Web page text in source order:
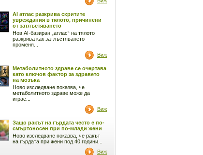
AI атлас разкрива скритите
увреждания в тялото, причинени
от затлъстяването
Нов AI-базиран „атлас“ на тялото
разкрива как затлъстяването
променя...
Виж
Метаболитното здраве се очертава
като ключов фактор за здравето
на мозъка
Ново изследване показва, че
метаболитното здраве може да
играе...
Виж
Защо ракът на гърдата често е по-
смъртоносен при по-млади жени
Ново изследване показва, че ракът
на гърдата при жени под 40 години...
Виж